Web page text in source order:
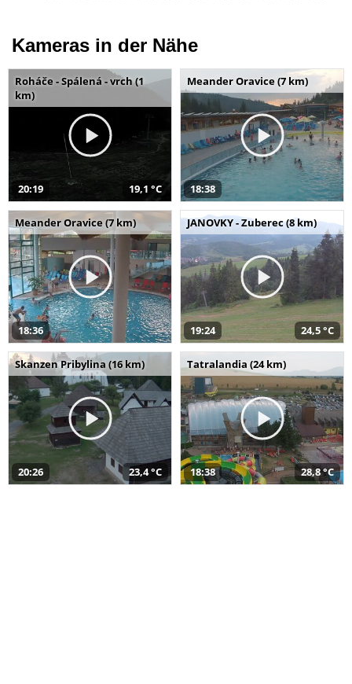
Kameras in der Nähe
Roháče - Spálená - vrch (1
km)
20:19 19,1 °C
Meander Oravice (7 km)
18:38
Meander Oravice (7 km)
18:36
JANOVKY - Zuberec (8 km)
19:24 24,5 °C
Skanzen Pribylina (16 km)
20:26 23,4 °C
Tatralandia (24 km)
18:38 28,8 °C